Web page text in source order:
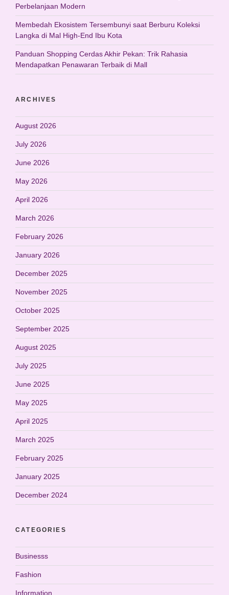
Perbelanjaan Modern
Membedah Ekosistem Tersembunyi saat Berburu Koleksi
Langka di Mal High-End Ibu Kota
Panduan Shopping Cerdas Akhir Pekan: Trik Rahasia
Mendapatkan Penawaran Terbaik di Mall
ARCHIVES
August 2026
July 2026
June 2026
May 2026
April 2026
March 2026
February 2026
January 2026
December 2025
November 2025
October 2025
September 2025
August 2025
July 2025
June 2025
May 2025
April 2025
March 2025
February 2025
January 2025
December 2024
CATEGORIES
Businesss
Fashion
Information